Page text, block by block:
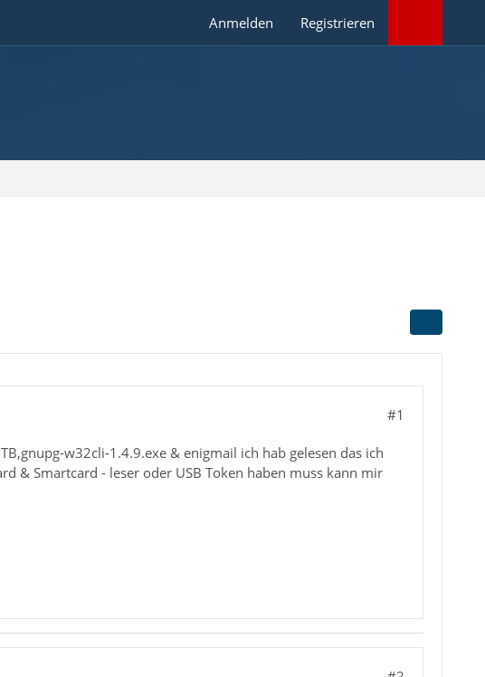
Anmelden Registrieren
#1
w32cli-1.4.9.exe & enigmail ich hab gelesen das ich
& Smartcard - leser oder USB Token haben muss kann mir